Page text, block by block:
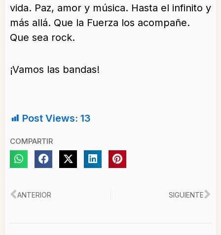
vida. Paz, amor y música. Hasta el infinito y
más allá. Que la Fuerza los acompañe.
Que sea rock.
¡Vamos las bandas!
Post Views: 13
COMPARTIR
Ant
ANTERIOR SIGUIENTE